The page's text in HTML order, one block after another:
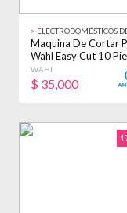
> ELECTRODOMÉSTICOS
BELLEZA
Maquina De Cortar
Wahl Easy Cut 10
Black Negro
WAHL
$ 35,000